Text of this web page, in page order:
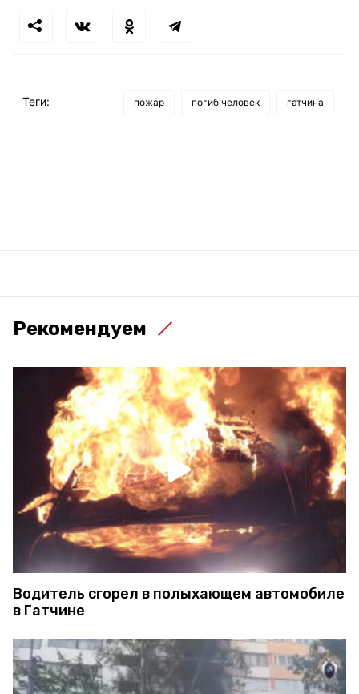
Теги: пожар погиб человек гатчина
Рекомендуем
Водитель сгорел в полыхающем автомобиле
в Гатчине